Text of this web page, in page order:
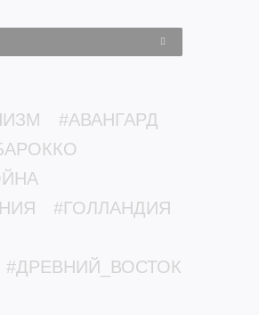
#АВАНГАРД
#ГОЛЛАНДИЯ
#ДРЕВНИЙ_ВОСТОК